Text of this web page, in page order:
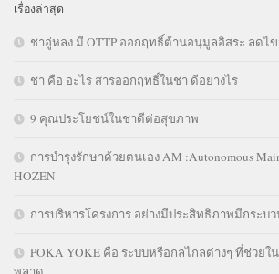
เรื่องล่าสุด
ชาอู่หลง มี OTTP ออกฤทธิ์ต้านอนุมูลอิสระ ลดไ
ชา คือ อะไร สารออกฤทธิ์ในชา ดีอย่างไร
9 คุณประโยชน์ในชาดีต่อสุขภาพ
การบำรุงรักษาด้วยตนเอง AM :Autonomous
HOZEN
การบริหารโครงการ อย่างมีประสิทธิภาพมีกระบ
POKA YOKE คือ ระบบหรือกลไกลต่างๆ ที่ช่วยใ